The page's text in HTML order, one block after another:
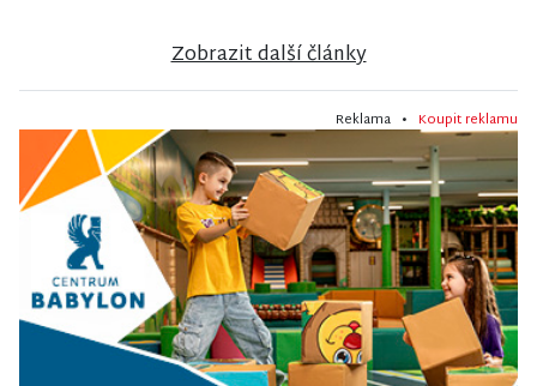
Zobrazit další články
Reklama • Koupit reklamu